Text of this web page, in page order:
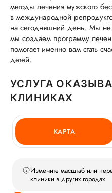
методы лечения мужского
в международной
на сегодняшний день. Мы
мы создаем программу
помогает именно вам стать
детей.
УСЛУГА
КЛИНИКАХ
КАРТА
Измените масштаб или
клиники в других городах